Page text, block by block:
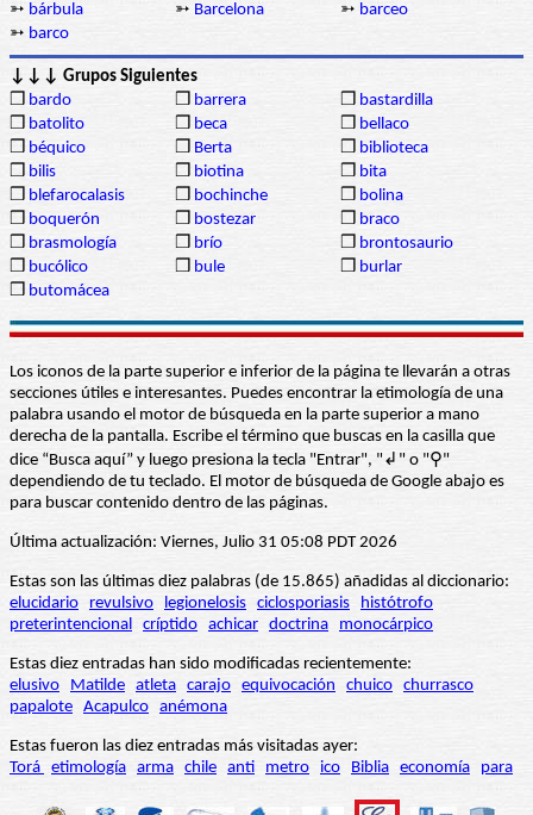
➳ bárbula ➳ Barcelona ➳ barceo
➳ barco
↓↓↓ Grupos Siguientes
❒ bardo ❒ barrera ❒ bastardilla
❒ batolito ❒ beca ❒ bellaco
❒ béquico ❒ Berta ❒ biblioteca
❒ bilis ❒ biotina ❒ bita
❒ blefarocalasis ❒ bochinche ❒ bolina
❒ boquerón ❒ bostezar ❒ braco
❒ brasmología ❒ brío ❒ brontosaurio
❒ bucólico ❒ bule ❒ burlar
❒ butomácea
Los iconos de la parte superior e inferior de la página te llevarán a otras
secciones útiles e interesantes. Puedes encontrar la etimología de una
palabra usando el motor de búsqueda en la parte superior a mano
derecha de la pantalla. Escribe el término que buscas en la casilla que
dice “Busca aquí” y luego presiona la tecla "Entrar", "↲" o "⚲"
dependiendo de tu teclado. El motor de búsqueda de Google abajo es
para buscar contenido dentro de las páginas.
Última actualización: Viernes, Julio 31 05:08 PDT 2026
Estas son las últimas diez palabras (de 15.865) añadidas al diccionario:
elucidario
revulsivo legionelosis ciclosporiasis
histótrofo
preterintencional críptido achicar doctrina monocárpico
Estas diez entradas han sido modificadas recientemente:
elusivo
Matilde atleta carajo equivocación chuico churrasco
papalote Acapulco anémona
Estas fueron las diez entradas más visitadas ayer:
Torá etimología arma chile anti metro ico Biblia economía para